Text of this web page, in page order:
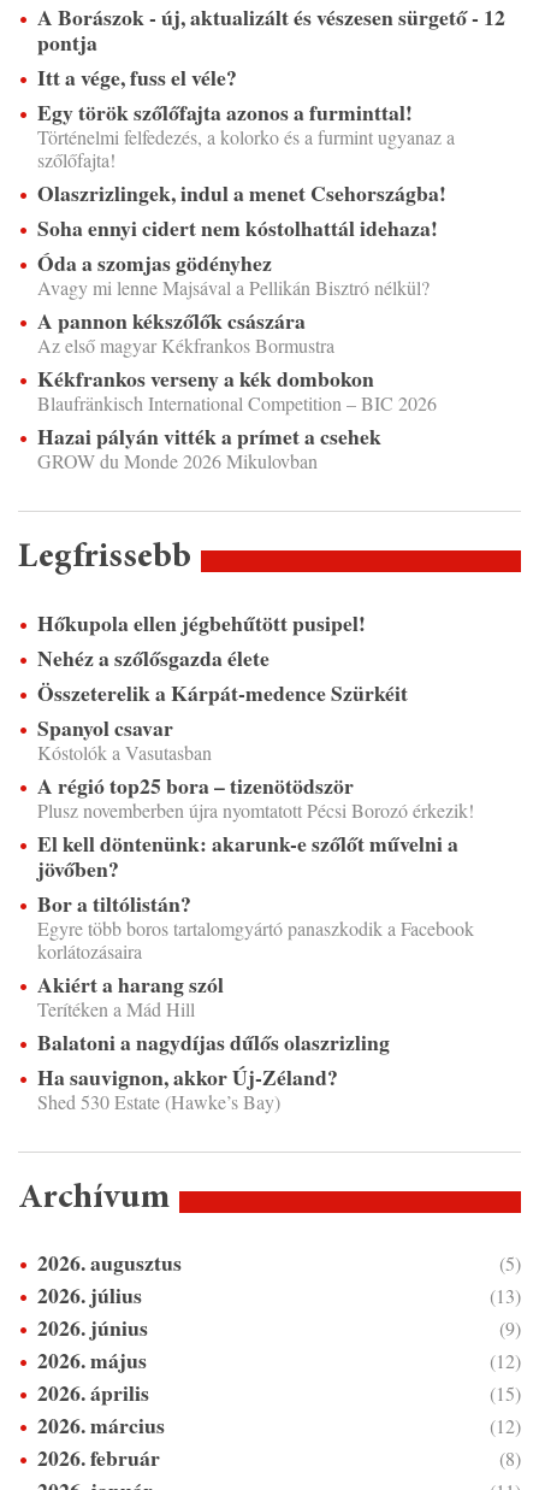
A Borászok - új, aktualizált és vészesen sürgető - 12
pontja
Itt a vége, fuss el véle?
Egy török szőlőfajta azonos a furminttal!
Történelmi felfedezés, a kolorko és a furmint ugyanaz a
szőlőfajta!
Olaszrizlingek, indul a menet Csehországba!
Soha ennyi cidert nem kóstolhattál idehaza!
Óda a szomjas gödényhez
Avagy mi lenne Majsával a Pellikán Bisztró nélkül?
A pannon kékszőlők császára
Az első magyar Kékfrankos Bormustra
Kékfrankos verseny a kék dombokon
Blaufränkisch International Competition – BIC 2026
Hazai pályán vitték a prímet a csehek
GROW du Monde 2026 Mikulovban
Legfrissebb
Hőkupola ellen jégbehűtött pusipel!
Nehéz a szőlősgazda élete
Összeterelik a Kárpát-medence Szürkéit
Spanyol csavar
Kóstolók a Vasutasban
A régió top25 bora – tizenötödször
Plusz novemberben újra nyomtatott Pécsi Borozó érkezik!
El kell döntenünk: akarunk-e szőlőt művelni a
jövőben?
Bor a tiltólistán?
Egyre több boros tartalomgyártó panaszkodik a Facebook
korlátozásaira
Akiért a harang szól
Terítéken a Mád Hill
Balatoni a nagydíjas dűlős olaszrizling
Ha sauvignon, akkor Új-Zéland?
Shed 530 Estate (Hawke’s Bay)
Archívum
2026. augusztus (5)
2026. július (13)
2026. június (9)
2026. május (12)
2026. április (15)
2026. március (12)
2026. február (8)